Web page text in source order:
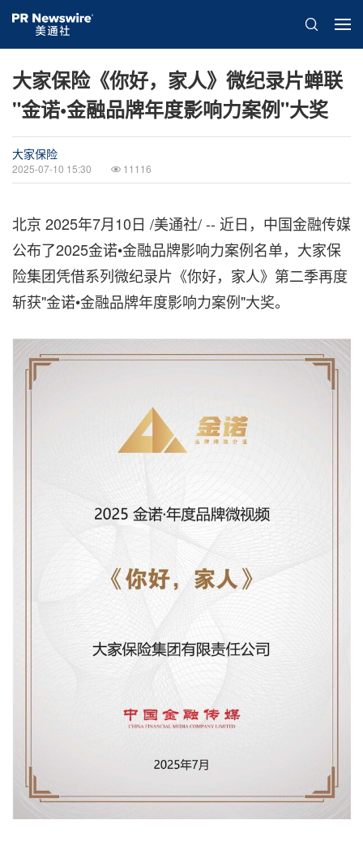
大家保险《你好，家人》微纪录片蝉联
"金诺•金融品牌年度影响力案例"大奖
大家保险
2025-07-10 15:30 11116
北京 2025年7月10日 /美通社/ -- 近日，中国金融传媒
公布了2025金诺•金融品牌影响力案例名单，大家保
险集团凭借系列微纪录片《你好，家人》第二季再度
斩获"金诺•金融品牌年度影响力案例"大奖。